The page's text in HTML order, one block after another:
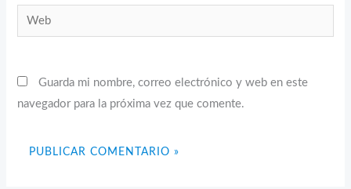
Web
Guarda mi nombre, correo electrónico y web en este
navegador para la próxima vez que comente.